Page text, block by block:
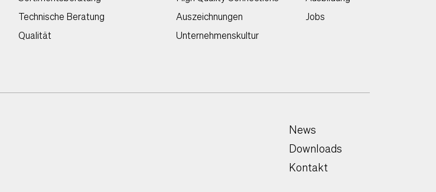
Technische Beratung
Qualität
Auszeichnungen
Unternehmenskultur
Jobs
News
Downloads
Kontakt